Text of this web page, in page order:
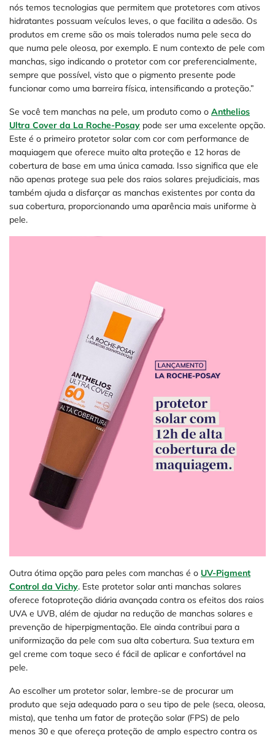
nós temos tecnologias que permitem que protetores com ativos
hidratantes possuam veículos leves, o que facilita a adesão. Os
produtos em creme são os mais tolerados numa pele seca do
que numa pele oleosa, por exemplo. E num contexto de pele com
manchas, sigo indicando o protetor com cor preferencialmente,
sempre que possível, visto que o pigmento presente pode
funcionar como uma barreira física, intensificando a proteção.”
Se você tem manchas na pele, um produto como o Anthelios
Ultra Cover da La Roche-Posay pode ser uma excelente opção.
Este é o primeiro protetor solar com cor com performance de
maquiagem que oferece muito alta proteção e 12 horas de
cobertura de base em uma única camada. Isso significa que ele
não apenas protege sua pele dos raios solares prejudiciais, mas
também ajuda a disfarçar as manchas existentes por conta da
sua cobertura, proporcionando uma aparência mais uniforme à
pele.
Outra ótima opção para peles com manchas é o UV-Pigment
Control da Vichy. Este protetor solar anti manchas solares
oferece fotoproteção diária avançada contra os efeitos dos raios
UVA e UVB, além de ajudar na redução de manchas solares e
prevenção de hiperpigmentação. Ele ainda contribui para a
uniformização da pele com sua alta cobertura. Sua textura em
gel creme com toque seco é fácil de aplicar e confortável na
pele.
Ao escolher um protetor solar, lembre-se de procurar um
produto que seja adequado para o seu tipo de pele (seca, oleosa,
mista), que tenha um fator de proteção solar (FPS) de pelo
menos 30 e que ofereça proteção de amplo espectro contra os